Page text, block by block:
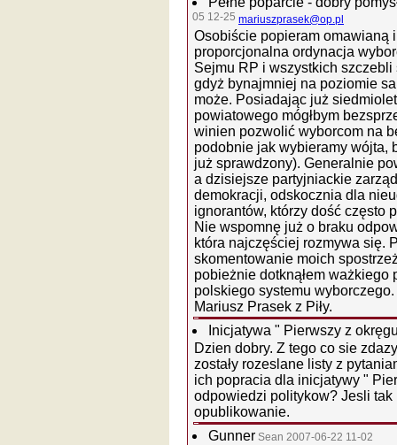
05 12-25 mariuszprasek@op.pl
Osobiście popieram omawianą
proporcjonalna ordynacja
Sejmu RP i wszystkich
gdyż bynajmniej na poziomie
może. Posiadając już
powiatowego mógłbym
winien pozwolić wyborcom na
podobnie jak wybieramy wójta,
już sprawdzony). Generalnie
a dzisiejsze partyjniackie
demokracji, odskocznia dla
ignorantów, którzy dość często
Nie wspomnę już o braku
która najczęściej rozmywa się.
skomentowanie moich
pobieżnie dotknąłem
polskiego systemu
Mariusz Prasek z Piły.
Inicjatywa " Pierwszy z
Dzien dobry. Z tego co sie
zostały rozeslane listy z
ich popracia dla inicjatywy "
odpowiedzi politykow? Jesli tak
opublikowanie.
Gunner Sean 2007-06-22 11-02